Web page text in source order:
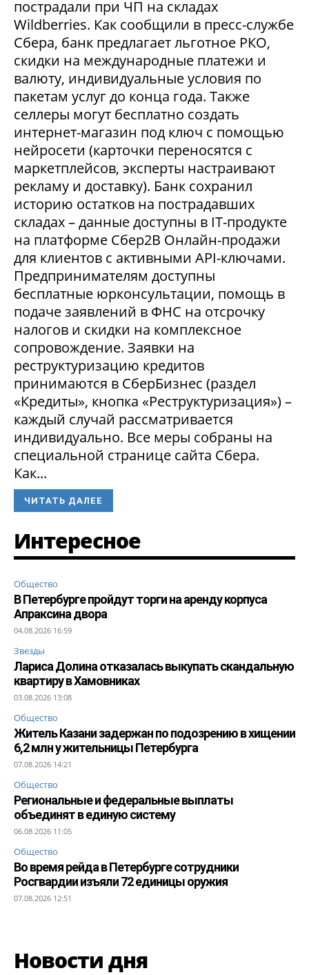
пострадали при ЧП на складах
Wildberries. Как сообщили в пресс-службе
Сбера, банк предлагает льготное РКО,
скидки на международные платежи и
валюту, индивидуальные условия по
пакетам услуг до конца года. Также
селлеры могут бесплатно создать
интернет-магазин под ключ с помощью
нейросети (карточки переносятся с
маркетплейсов, эксперты настраивают
рекламу и доставку). Банк сохранил
историю остатков на пострадавших
складах – данные доступны в IT-продукте
на платформе Сбер2В Онлайн-продажи
для клиентов с активными API-ключами.
Предпринимателям доступны
бесплатные юрконсультации, помощь в
подаче заявлений в ФНС на отсрочку
налогов и скидки на комплексное
сопровождение. Заявки на
реструктуризацию кредитов
принимаются в СберБизнес (раздел
«Кредиты», кнопка «Реструктуризация») –
каждый случай рассматривается
индивидуально. Все меры собраны на
специальной странице сайта Сбера.
Как...
ЧИТАТЬ ДАЛЕЕ
Интересное
Общество
В Петербурге пройдут торги на аренду корпуса
Апраксина двора
04.08.2026 16:59
Звезды
Лариса Долина отказалась выкупать скандальную
квартиру в Хамовниках
03.08.2026 13:08
Общество
Житель Казани задержан по подозрению в хищении
6,2 млн у жительницы Петербурга
07.08.2026 14:21
Общество
Региональные и федеральные выплаты
объединят в единую систему
06.08.2026 11:05
Общество
Во время рейда в Петербурге сотрудники
Росгвардии изъяли 72 единицы оружия
07.08.2026 12:51
Новости дня